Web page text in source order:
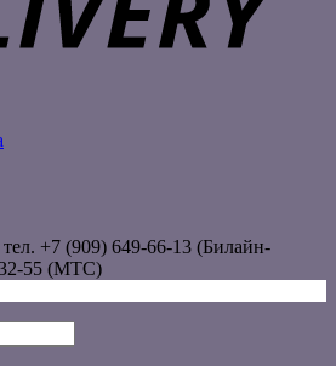
тел. +7 (909) 649-66-13 (Билайн-
32-55 (МТС)